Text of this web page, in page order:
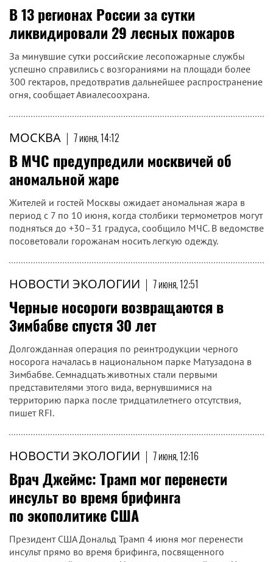
В 13 регионах России за сутки
ликвидировали 29 лесных пожаров
За минувшие сутки российские лесопожарные службы
успешно справились с возгораниями на площади более
300 гектаров, предотвратив дальнейшее распространение
огня, сообщает Авиалесоохрана.
МОСКВА | 7 июня, 14:12
В МЧС предупредили москвичей об
аномальной жаре
Жителей и гостей Москвы ожидает аномальная жара в
период с 7 по 10 июня, когда столбики термометров могут
подняться до +30–31 градуса, сообщило МЧС. В ведомстве
посоветовали горожанам носить легкую одежду.
НОВОСТИ ЭКОЛОГИИ | 7 июня, 12:51
Черные носороги возвращаются в
Зимбабве спустя 30 лет
Долгожданная операция по реинтродукции черного
носорога началась в национальном парке Матузадона в
Зимбабве. Семнадцать животных стали первыми
представителями этого вида, вернувшимися на
территорию парка после тридцатилетнего отсутствия,
пишет RFI.
НОВОСТИ ЭКОЛОГИИ | 7 июня, 12:16
Врач Джеймс: Трамп мог перенести
инсульт во время брифинга
по экополитике США
Президент США Дональд Трамп 4 июня мог перенести
инсульт прямо во время брифинга, посвященного